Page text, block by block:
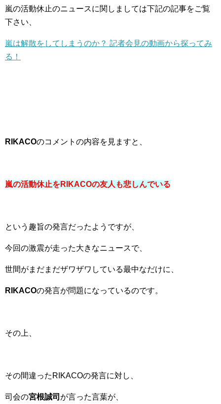
嵐の活動休止のニュースに関しましては下記の記事をご覧
下さい、
嵐は解散をしてしまうのか？ 記者会見の動画から探ってみ
る！
RIKACOのコメントの内容を見ますと、
嵐の活動休止をRIKACOの友人も悲しんでいる
という趣旨の発言だったようですが、
今回の激震が走った大きなニュースで、
世間がまだまだザワザワしている最中なだけに、
RIKACOの発言が問題になっているのです。
その上、
その間違ったRIKACOの発言に対し、
司会の宮根誠司 が言った言葉が、